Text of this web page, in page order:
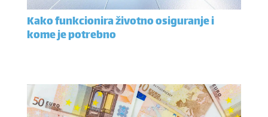
Kako funkcionira životno osiguranje i
kome je potrebno